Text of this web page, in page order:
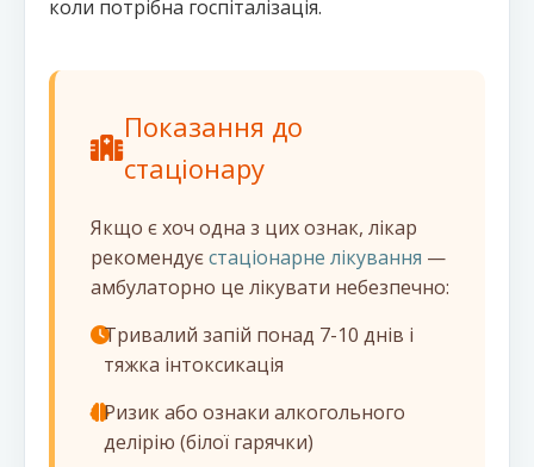
коли потрібна госпіталізація.
Показання до
стаціонару
Якщо є хоч одна з цих ознак, лікар
рекомендуєстаціонарне лікування —
амбулаторно це лікувати небезпечно:
Тривалий запій понад 7-10 днів і
тяжка інтоксикація
Ризик або ознаки алкогольного
делірію (білої гарячки)